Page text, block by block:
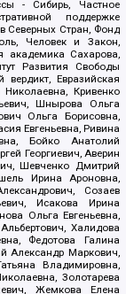
- Сибирь, Частное
поддержке
Северных Стран, Фонд
Человек и Закон,
академика Сахарова,
Развития Свободы
Евразийская
Кривенко
Шнырова Ольга
Ольга Борисовна,
Евгеньевна, Ривина
Бойко Анатолий
Георгиевич, Аверин
Шевченко Дмитрий
Ирина Ароновна,
Созаев
Исакова Ирина
Ольга Евгеньевна,
Халидова
Федотова Галина
Александр Маркович,
Владимировна,
Золотарева
Жемкова Елена